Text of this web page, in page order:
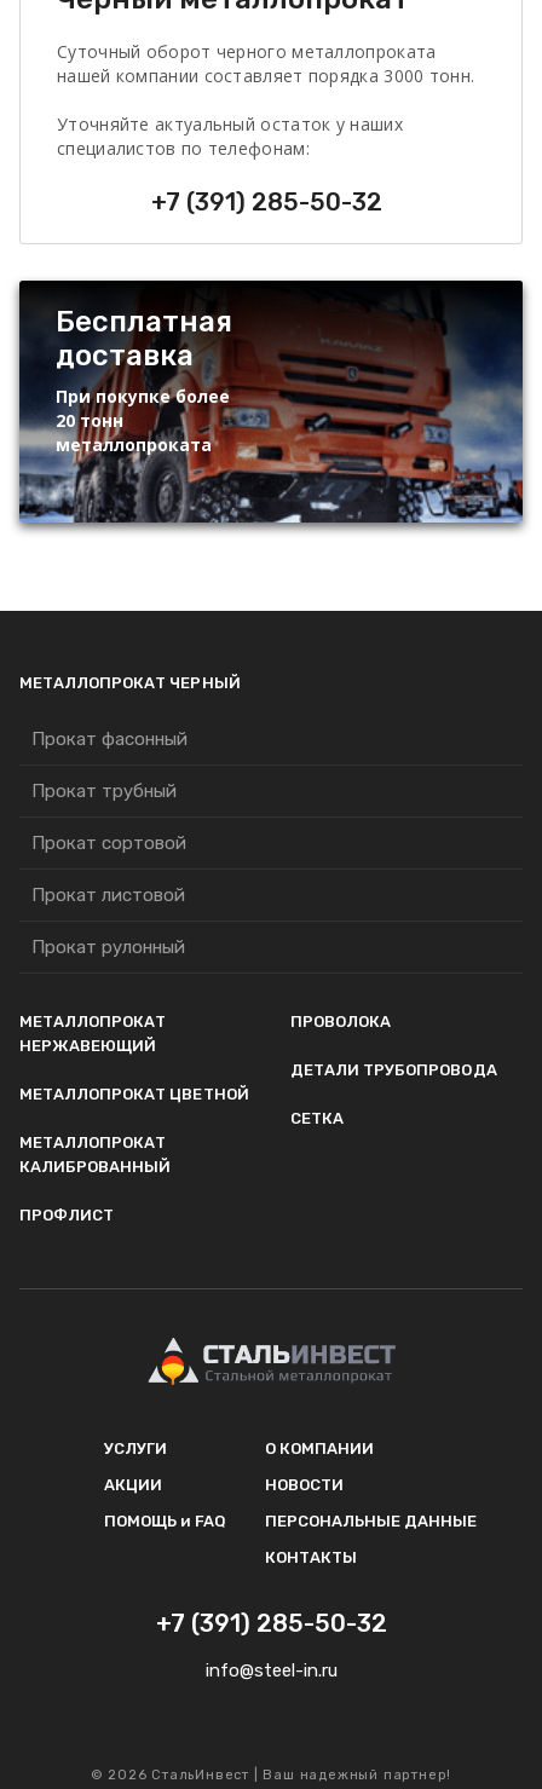
Суточный оборот черного металлопроката
нашей компании составляет порядка 3000 тонн.
Уточняйте актуальный остаток у наших
специалистов по телефонам:
+7 (391) 285-50-32
Бесплатная
доставка
При покупке более
20 тонн
металлопроката
МЕТАЛЛОПРОКАТ ЧЕРНЫЙ
Прокат фасонный
Прокат трубный
Прокат сортовой
Прокат листовой
Прокат рулонный
МЕТАЛЛОПРОКАТ
НЕРЖАВЕЮЩИЙ
МЕТАЛЛОПРОКАТ ЦВЕТНОЙ
МЕТАЛЛОПРОКАТ
КАЛИБРОВАННЫЙ
ПРОФЛИСТ
ПРОВОЛОКА
ДЕТАЛИ ТРУБОПРОВОДА
СЕТКА
УСЛУГИ
АКЦИИ
ПОМОЩЬ и FAQ
О КОМПАНИИ
НОВОСТИ
ПЕРСОНАЛЬНЫЕ ДАННЫЕ
КОНТАКТЫ
+7 (391) 285-50-32
info@steel-in.ru
© 2026 СтальИнвест | Ваш надежный партнер!